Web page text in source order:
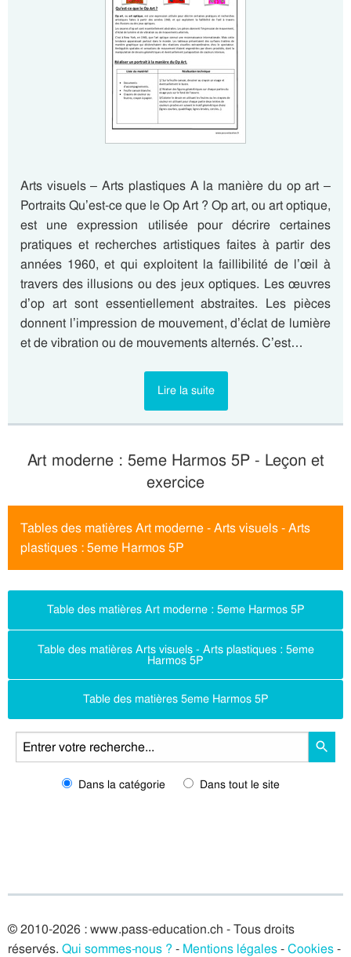
Arts visuels – Arts plastiques A la manière du op art –
Portraits Qu’est-ce que le Op Art ? Op art, ou art optique,
est une expression utilisée pour décrire certaines
pratiques et recherches artistiques faites à partir des
années 1960, et qui exploitent la faillibilité de l’œil à
travers des illusions ou des jeux optiques. Les œuvres
d’op art sont essentiellement abstraites. Les pièces
donnent l’impression de mouvement, d’éclat de lumière
et de vibration ou de mouvements alternés. C’est…
Lire la suite
Art moderne : 5eme Harmos 5P - Leçon et
exercice
Tables des matières Art moderne - Arts visuels - Arts
plastiques : 5eme Harmos 5P
Table des matières Art moderne : 5eme Harmos 5P
Table des matières Arts visuels - Arts plastiques : 5eme
Harmos 5P
Table des matières 5eme Harmos 5P
Dans la catégorie Dans tout le site
© 2010-2026 : www.pass-education.ch - Tous droits
réservés. Qui sommes-nous ? - Mentions légales-Cookies-